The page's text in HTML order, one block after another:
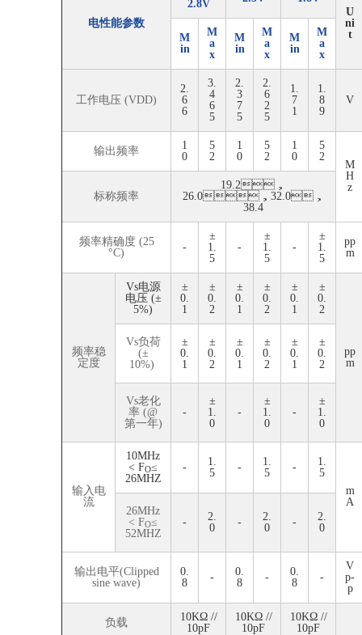
电性能参数
2.8V
U
ni
t
M
in
M
a
x
M
in
M
a
x
M
in
M
a
x
工作电压 (VDD)
2.
6
6
3.
4
6
5
2.
3
7
5
2.
6
2
5
1.
7
1
1.
8
9
V
输出频率
1
0
5
2
1
0
5
2
1
0
5
2
M
H
z
标称频率
19.2，
26.0，32.0，
38.4
频率精确度 (25
°C)
-
±
1.
5
-
±
1.
5
-
±
1.
5
pp
m
频率稳
定度
Vs电源
电压 (±
5%)
±
0.
1
±
0.
2
±
0.
1
±
0.
2
±
0.
1
±
0.
2
pp
m
Vs负荷
(±
10%)
±
0.
1
±
0.
2
±
0.
1
±
0.
2
±
0.
1
±
0.
2
Vs老化
率 (@
第一年)
-
±
1.
0
-
±
1.
0
-
±
1.
0
输入电
流
10MHz
< FO≤
26MHZ
-
1.
5
-
1.
5
-
1.
5
m
A
26MHz
< FO≤
52MHZ
-
2.
0
-
2.
0
-
2.
0
输出电平(Clipped
sine wave)
0.
8
-
0.
8
-
0.
8
-
V
p-
p
负载
10KΩ //
10pF
10KΩ //
10pF
10KΩ //
10pF